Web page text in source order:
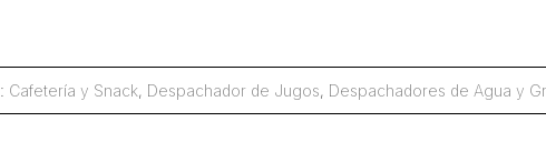
: Cafetería y Snack, Despachador de Jugos, Despachadores de Agua y